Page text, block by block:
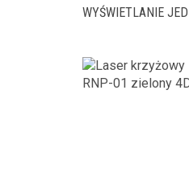
WYŚWIETLANIE